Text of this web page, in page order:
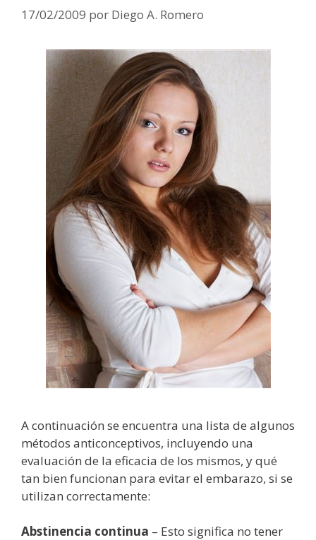
17/02/2009 por Diego A. Romero
A continuación se encuentra una lista de algunos
métodos anticonceptivos, incluyendo una
evaluación de la eficacia de los mismos, y qué
tan bien funcionan para evitar el embarazo, si se
utilizan correctamente:
Abstinencia continua – Esto significa no tener